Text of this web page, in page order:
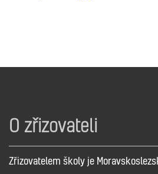
O zřizovateli
Zřizovatelem školy je